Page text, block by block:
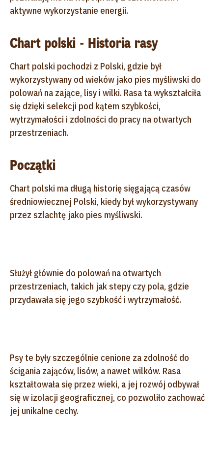
aktywne wykorzystanie energii.
Chart polski - Historia rasy
Chart polski pochodzi z Polski, gdzie był
wykorzystywany od wieków jako pies myśliwski do
polowań na zające, lisy i wilki. Rasa ta wykształciła
się dzięki selekcji pod kątem szybkości,
wytrzymałości i zdolności do pracy na otwartych
przestrzeniach.
Początki
Chart polski ma długą historię sięgającą czasów
średniowiecznej Polski, kiedy był wykorzystywany
przez szlachtę jako pies myśliwski.
Służył głównie do polowań na otwartych
przestrzeniach, takich jak stepy czy pola, gdzie
przydawała się jego szybkość i wytrzymałość.
Psy te były szczególnie cenione za zdolność do
ścigania zająców, lisów, a nawet wilków. Rasa
kształtowała się przez wieki, a jej rozwój odbywał
się w izolacji geograficznej, co pozwoliło zachować
jej unikalne cechy.